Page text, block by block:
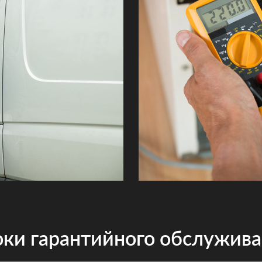
гарантийного